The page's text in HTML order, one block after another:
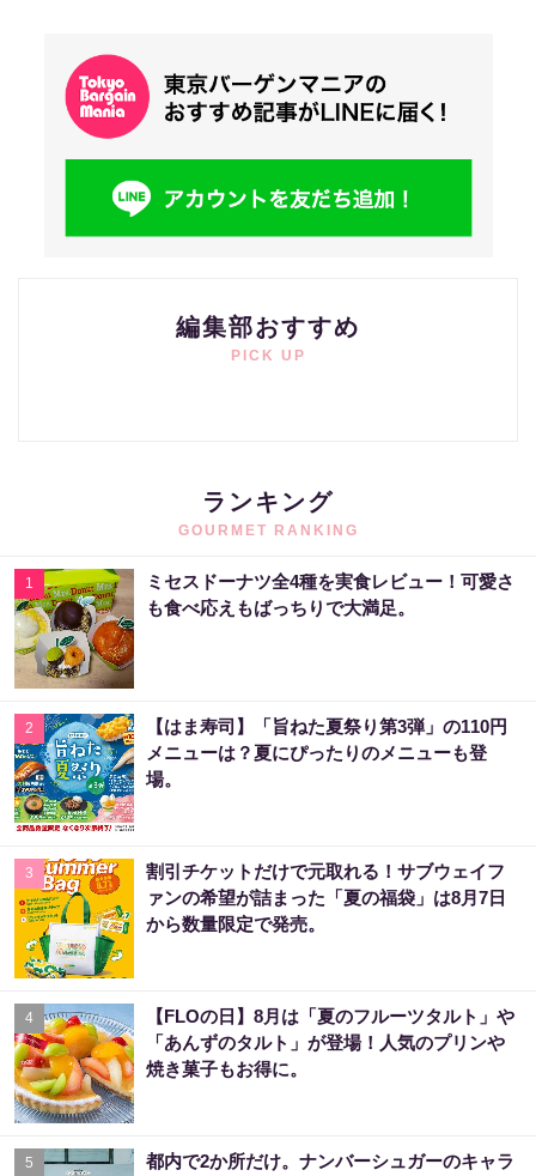
編集部おすすめ
PICK UP
ランキング
GOURMET RANKING
1
ミセスドーナツ全4種を実食レビュー！可愛さ
も食べ応えもばっちりで大満足。
2
【はま寿司】「旨ねた夏祭り第3弾」の110円
メニューは？夏にぴったりのメニューも登
場。
3
割引チケットだけで元取れる！サブウェイフ
ァンの希望が詰まった「夏の福袋」は8月7日
から数量限定で発売。
4
【FLOの日】8月は「夏のフルーツタルト」や
「あんずのタルト」が登場！人気のプリンや
焼き菓子もお得に。
5
都内で2か所だけ。ナンバーシュガーのキャラ